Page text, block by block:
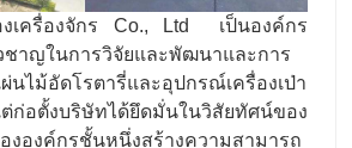
เครื่องจักร Co., Ltd เป็นองค์กร
าญในการวิจัยและพัฒนาและการ
นไม้อัดโรตารี่และอุปกรณ์เครื่องเป่า
อตั้งบริษัทได้ยึดมั่นในวิสัยทัศน์ของ
งองค์กรชั้นหนึ่งสร้างความสามารถ